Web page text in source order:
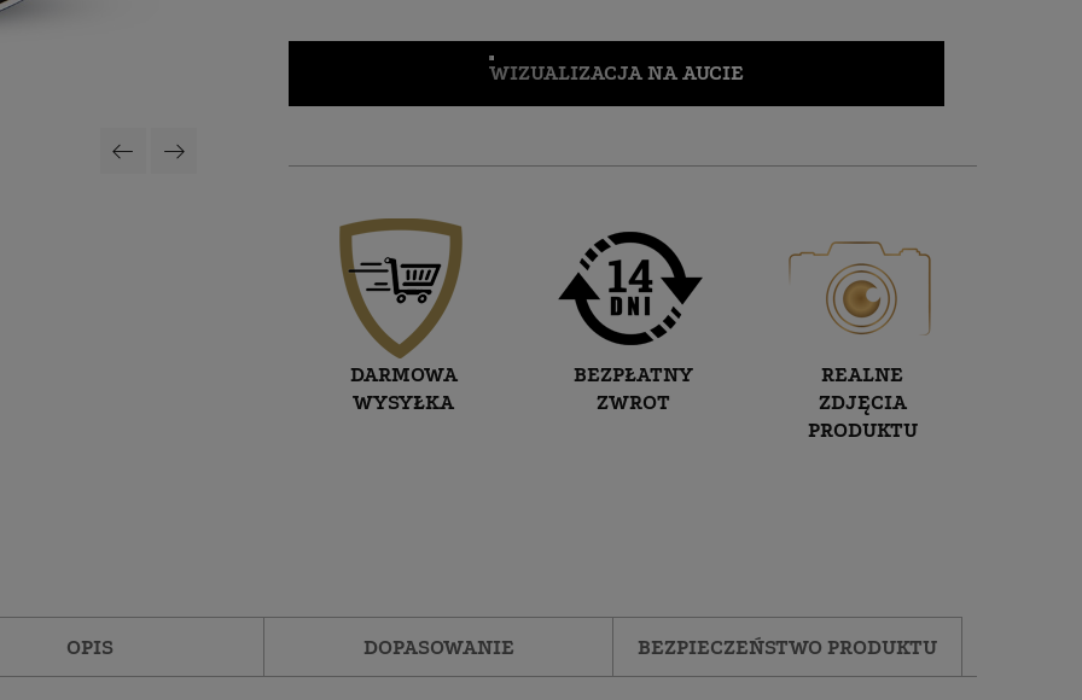
WIZUALIZACJA NA AUCIE
DARMOWA
WYSYŁKA
BEZPŁATNY
ZWROT
REALNE
ZDJĘCIA
PRODUKTU
OPIS DOPASOWANIE BEZPIECZEŃSTWO PRODUKTU